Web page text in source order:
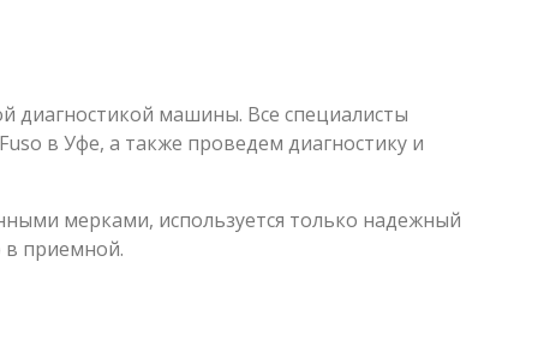
диагностикой машины. Все специалисты
в Уфе, а также проведем диагностику и
мерками, используется только надежный
в приемной.